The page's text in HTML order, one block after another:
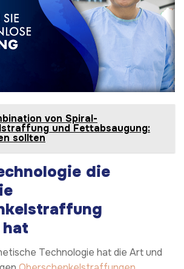
von Spiral-
und Fettabsaugung:
sollten
die
Technologie hat die Art und